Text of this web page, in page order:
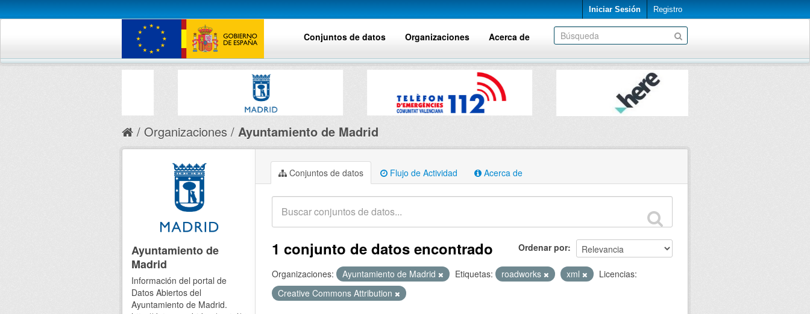
Iniciar Sesión Registro
Conjuntos de datos Organizaciones Acerca de
Organizaciones Ayuntamiento de Madrid
Conjuntos de datos Flujo de Actividad Acerca de
Ordenar por
1 conjunto de datos encontrado
Organizaciones: Ayuntamiento de Madrid Etiquetas: roadworks xml
Licencias:
Creative Commons Attribution
Ayuntamiento de
Madrid
Información del portal de
Datos Abiertos del
Ayuntamiento de Madrid.